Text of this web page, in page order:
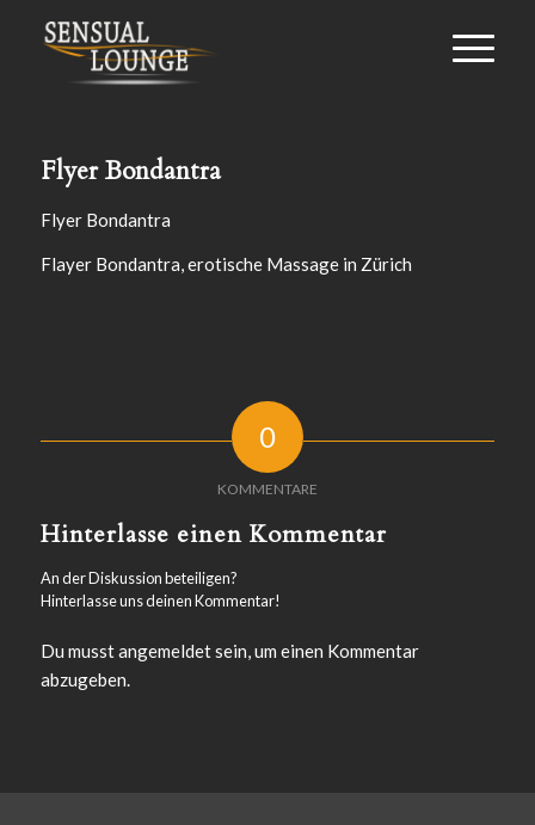
Flyer Bondantra
Flyer Bondantra
Flayer Bondantra, erotische Massage in Zürich
0
KOMMENTARE
Hinterlasse einen Kommentar
An der Diskussion beteiligen?
Hinterlasse uns deinen Kommentar!
Du musstangemeldetsein, um einen Kommentar
abzugeben.